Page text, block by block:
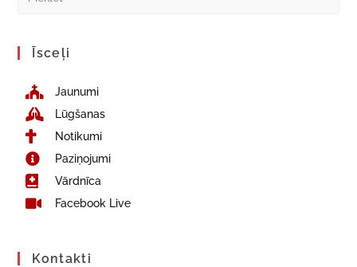
Īsceļi
Jaunumi
Lūgšanas
Notikumi
Paziņojumi
Vārdnīca
Facebook Live
Kontakti